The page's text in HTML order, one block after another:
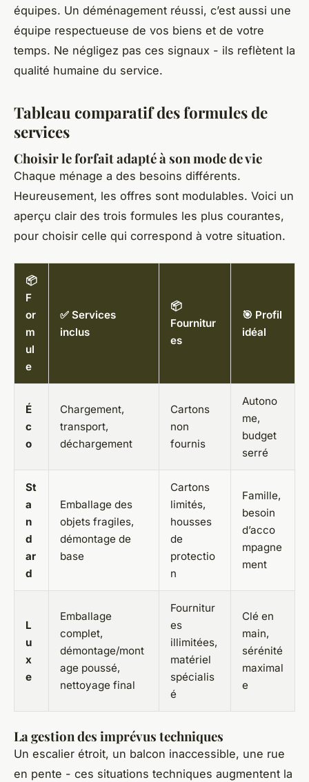
équipes. Un déménagement réussi, c’est aussi une
équipe respectueuse de vos biens et de votre
temps. Ne négligez pas ces signaux - ils reflètent la
qualité humaine du service.
Tableau comparatif des formules de
services
Choisir le forfait adapté à son mode de vie
Chaque ménage a des besoins différents.
Heureusement, les offres sont modulables. Voici un
aperçu clair des trois formules les plus courantes,
pour choisir celle qui correspond à votre situation.
📦
F
or
m
ul
e
✅ Services
inclus
📦
Fournitur
es
🎯 Profil
idéal
É
c
o
Chargement,
transport,
déchargement
Cartons
non
fournis
Autono
me,
budget
serré
St
a
n
d
ar
d
Emballage des
objets fragiles,
démontage de
base
Cartons
limités,
housses
de
protectio
n
Famille,
besoin
d’acco
mpagne
ment
L
u
x
e
Emballage
complet,
démontage/mont
age poussé,
nettoyage final
Fournitur
es
illimitées,
matériel
spécialis
é
Clé en
main,
sérénité
maximal
e
La gestion des imprévus techniques
Un escalier étroit, un balcon inaccessible, une rue
en pente - ces situations techniques augmentent la